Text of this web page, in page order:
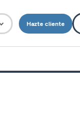
Hazte cliente